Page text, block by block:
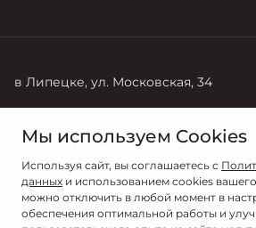
в Липецке, ул. Московская, 34
8 (4742) 28-88-08 +7 (905) 044-97-63
Мы используем Cookies
Используя сайт, вы соглашаетесь с
данных и использованием cookies
можно отключить в любой момент в
обеспечения оптимальной работы и